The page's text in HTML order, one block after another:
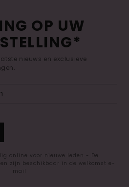
OP UW
nieuws en exclusieve
online voor nieuwe leden - De
zijn beschikbaar in de welkomst e-
mail